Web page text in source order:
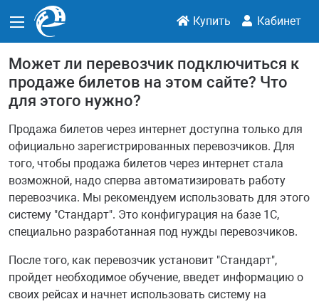
Купить Кабинет
Может ли перевозчик подключиться к
продаже билетов на этом сайте? Что
для этого нужно?
Продажа билетов через интернет доступна только для
официально зарегистрированных перевозчиков. Для
того, чтобы продажа билетов через интернет стала
возможной, надо сперва автоматизировать работу
перевозчика. Мы рекомендуем использовать для этого
систему "Стандарт". Это конфигурация на базе 1С,
специально разработанная под нужды перевозчиков.
После того, как перевозчик установит "Стандарт",
пройдет необходимое обучение, введет информацию о
своих рейсах и начнет использовать систему на